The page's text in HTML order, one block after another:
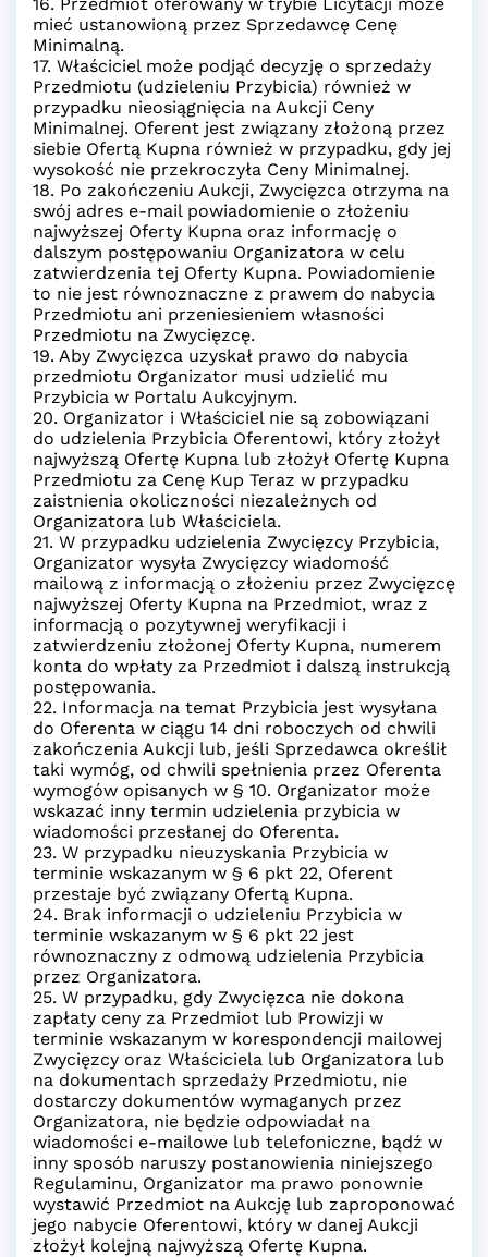
mieć ustanowioną przez Sprzedawcę Cenę
Minimalną.
17. Właściciel może podjąć decyzję o sprzedaży
Przedmiotu (udzieleniu Przybicia) również w
przypadku nieosiągnięcia na Aukcji Ceny
Minimalnej. Oferent jest związany złożoną przez
siebie Ofertą Kupna również w przypadku, gdy jej
wysokość nie przekroczyła Ceny Minimalnej.
18. Po zakończeniu Aukcji, Zwycięzca otrzyma na
swój adres e-mail powiadomienie o złożeniu
najwyższej Oferty Kupna oraz informację o
dalszym postępowaniu Organizatora w celu
zatwierdzenia tej Oferty Kupna. Powiadomienie
to nie jest równoznaczne z prawem do nabycia
Przedmiotu ani przeniesieniem własności
Przedmiotu na Zwycięzcę.
19. Aby Zwycięzca uzyskał prawo do nabycia
przedmiotu Organizator musi udzielić mu
Przybicia w Portalu Aukcyjnym.
20. Organizator i Właściciel nie są zobowiązani
do udzielenia Przybicia Oferentowi, który złożył
najwyższą Ofertę Kupna lub złożył Ofertę Kupna
Przedmiotu za Cenę Kup Teraz w przypadku
zaistnienia okoliczności niezależnych od
Organizatora lub Właściciela.
21. W przypadku udzielenia Zwycięzcy Przybicia,
Organizator wysyła Zwycięzcy wiadomość
mailową z informacją o złożeniu przez Zwycięzcę
najwyższej Oferty Kupna na Przedmiot, wraz z
informacją o pozytywnej weryfikacji i
zatwierdzeniu złożonej Oferty Kupna, numerem
konta do wpłaty za Przedmiot i dalszą instrukcją
postępowania.
22. Informacja na temat Przybicia jest wysyłana
do Oferenta w ciągu 14 dni roboczych od chwili
zakończenia Aukcji lub, jeśli Sprzedawca określił
taki wymóg, od chwili spełnienia przez Oferenta
wymogów opisanych w § 10. Organizator może
wskazać inny termin udzielenia przybicia w
wiadomości przesłanej do Oferenta.
23. W przypadku nieuzyskania Przybicia w
terminie wskazanym w § 6 pkt 22, Oferent
przestaje być związany Ofertą Kupna.
24. Brak informacji o udzieleniu Przybicia w
terminie wskazanym w § 6 pkt 22 jest
równoznaczny z odmową udzielenia Przybicia
przez Organizatora.
25. W przypadku, gdy Zwycięzca nie dokona
zapłaty ceny za Przedmiot lub Prowizji w
terminie wskazanym w korespondencji mailowej
Zwycięzcy oraz Właściciela lub Organizatora lub
na dokumentach sprzedaży Przedmiotu, nie
dostarczy dokumentów wymaganych przez
Organizatora, nie będzie odpowiadał na
wiadomości e-mailowe lub telefoniczne, bądź w
inny sposób naruszy postanowienia niniejszego
Regulaminu, Organizator ma prawo ponownie
wystawić Przedmiot na Aukcję lub zaproponować
jego nabycie Oferentowi, który w danej Aukcji
złożył kolejną najwyższą Ofertę Kupna.